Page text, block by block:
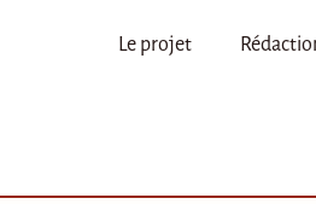
Le projet